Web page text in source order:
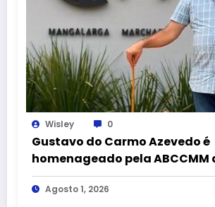
Wisley 0
Gustavo do Carmo Azevedo é
homenageado pela
a 43ª Exposição Nacional do
Mangalarga Marchador
Agosto 1, 2026